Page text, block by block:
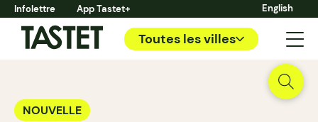
Infolettre App Tastet+ English
Toutes les villes
NOUVELLE